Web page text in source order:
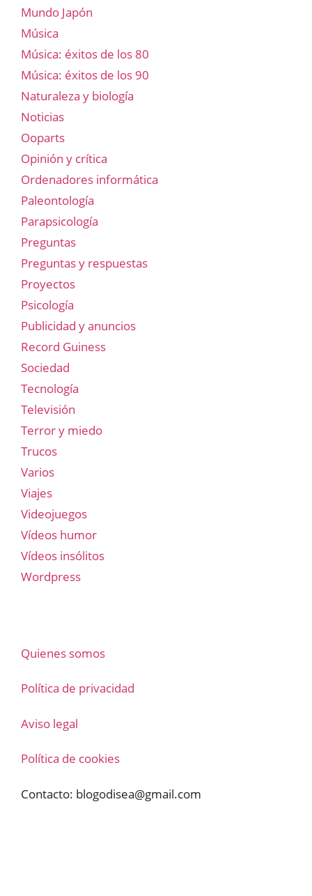
Mundo Japón
Música
Música: éxitos de los 80
Música: éxitos de los 90
Naturaleza y biología
Noticias
Ooparts
Opinión y crítica
Ordenadores informática
Paleontología
Parapsicología
Preguntas
Preguntas y respuestas
Proyectos
Psicología
Publicidad y anuncios
Record Guiness
Sociedad
Tecnología
Televisión
Terror y miedo
Trucos
Varios
Viajes
Videojuegos
Vídeos humor
Vídeos insólitos
Wordpress
Quienes somos
Política de privacidad
Aviso legal
Política de cookies
Contacto: blogodisea@gmail.com